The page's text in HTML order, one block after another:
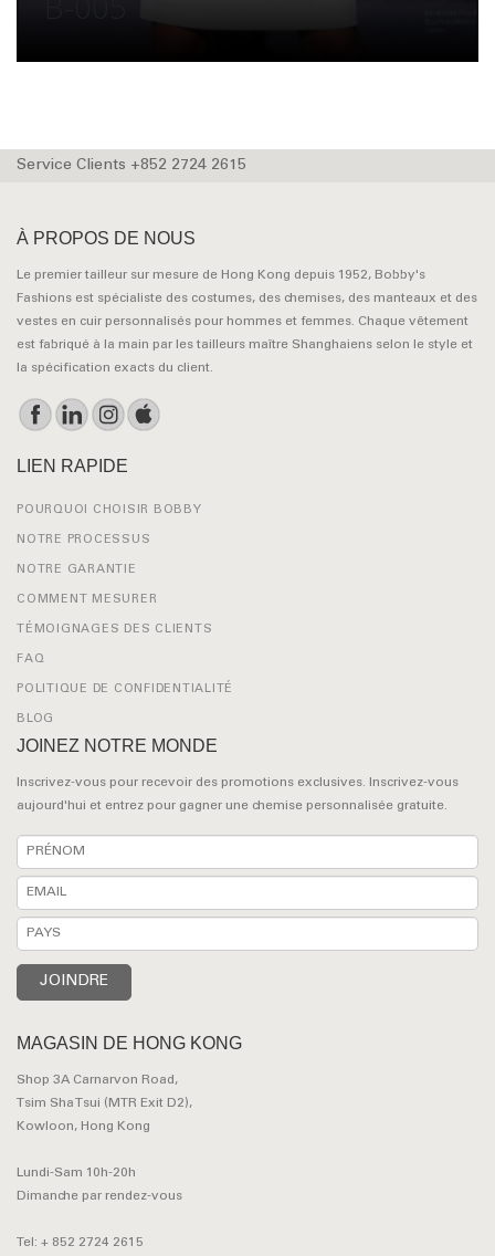
Service Clients +852 2724 2615
À PROPOS DE NOUS
Le premier tailleur sur mesure de Hong Kong depuis 1952, Bobby's
Fashions est spécialiste des costumes, des chemises, des manteaux et des
vestes en cuir personnalisés pour hommes et femmes. Chaque vêtement
est fabriqué à la main par les tailleurs maître Shanghaiens selon le style et
la spécification exacts du client.
LIEN RAPIDE
POURQUOI CHOISIR BOBBY
NOTRE PROCESSUS
NOTRE GARANTIE
COMMENT MESURER
TÉMOIGNAGES DES CLIENTS
FAQ
POLITIQUE DE CONFIDENTIALITÉ
BLOG
JOINEZ NOTRE MONDE
Inscrivez-vous pour recevoir des promotions exclusives. Inscrivez-vous
aujourd'hui et entrez pour gagner une chemise personnalisée gratuite.
MAGASIN DE HONG KONG
Shop 3A Carnarvon Road,
Tsim Sha Tsui (MTR Exit D2),
Kowloon, Hong Kong
Lundi-Sam 10h-20h
Dimanche par rendez-vous
Tel: + 852 2724 2615